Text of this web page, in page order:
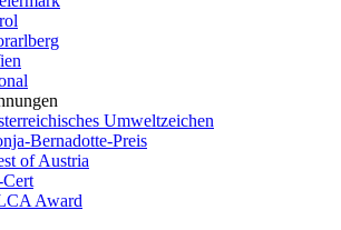
Umweltzeichen
Bernadotte-Preis
of Austria
Award